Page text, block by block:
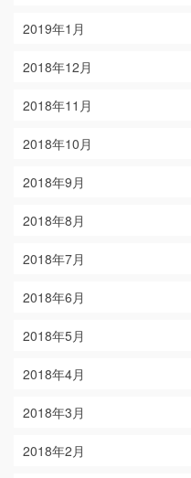
2019年1月
2018年12月
2018年11月
2018年10月
2018年9月
2018年8月
2018年7月
2018年6月
2018年5月
2018年4月
2018年3月
2018年2月